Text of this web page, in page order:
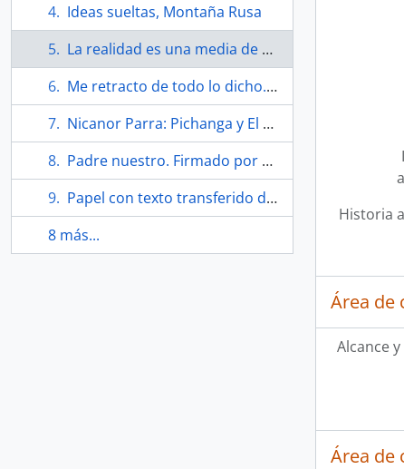
Ideas sueltas, Montaña Rusa
La realidad es una media de mujer…
Me retracto de todo lo dicho. Firmado por el autor.
Nicanor Parra: Pichanga y El hombre imaginario
Padre nuestro. Firmado por el autor.
Papel con texto transferido de una nota de Nicanor Parra
8 más...
Historia
Área de
Alcance
Área de